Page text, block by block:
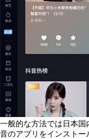
一般的な方法では日本
音のアプリをインストー